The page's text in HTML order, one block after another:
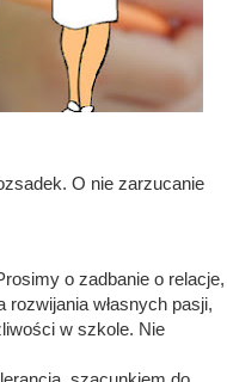
O nie zarzucanie
o zadbanie o relacje,
własnych pasji,
w szkole. Nie